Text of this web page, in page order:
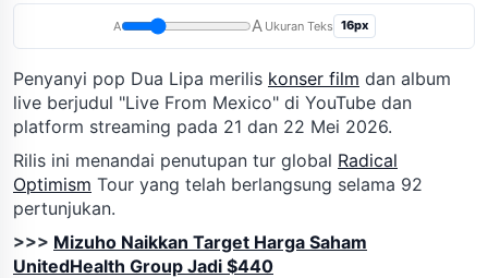
A A Ukuran Teks 16px
Penyanyi pop Dua Lipa merilis konser film dan album
live berjudul "Live From Mexico" di YouTube dan
platform streaming pada 21 dan 22 Mei 2026.
Rilis ini menandai penutupan tur global Radical
Optimism Tour yang telah berlangsung selama 92
pertunjukan.
>>> Mizuho Naikkan Target Harga Saham
UnitedHealth Group Jadi $440